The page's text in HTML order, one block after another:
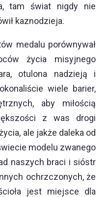
tam świat nigdy nie
kaznodzieja.
medalu porównywał
życia misyjnego
otulona nadzieją i
wiele barier,
aby miłością
z was drogi
ale jakże daleka od
modelu zwanego
naszych braci i sióstr
ochrzczonych, że
jest miejsce dla